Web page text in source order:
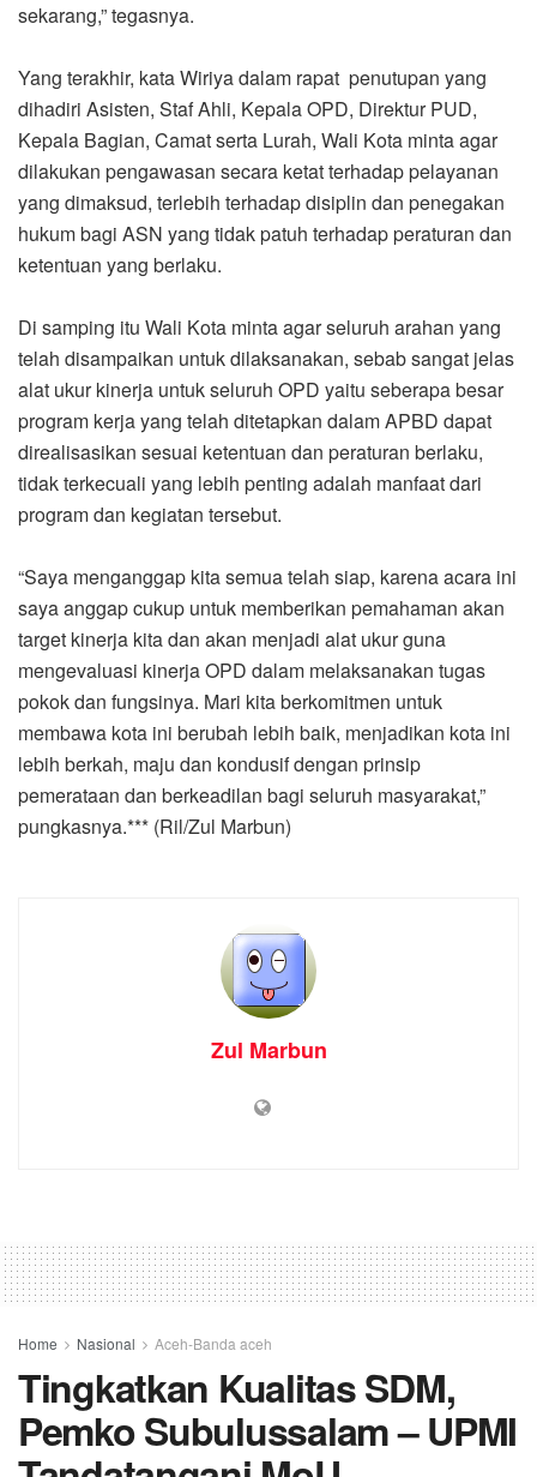
sekarang,” tegasnya.
Yang terakhir, kata Wiriya dalam rapat penutupan yang
dihadiri Asisten, Staf Ahli, Kepala OPD, Direktur PUD,
Kepala Bagian, Camat serta Lurah, Wali Kota minta agar
dilakukan pengawasan secara ketat terhadap pelayanan
yang dimaksud, terlebih terhadap disiplin dan penegakan
hukum bagi ASN yang tidak patuh terhadap peraturan dan
ketentuan yang berlaku.
Di samping itu Wali Kota minta agar seluruh arahan yang
telah disampaikan untuk dilaksanakan, sebab sangat jelas
alat ukur kinerja untuk seluruh OPD yaitu seberapa besar
program kerja yang telah ditetapkan dalam APBD dapat
direalisasikan sesuai ketentuan dan peraturan berlaku,
tidak terkecuali yang lebih penting adalah manfaat dari
program dan kegiatan tersebut.
“Saya menganggap kita semua telah siap, karena acara ini
saya anggap cukup untuk memberikan pemahaman akan
target kinerja kita dan akan menjadi alat ukur guna
mengevaluasi kinerja OPD dalam melaksanakan tugas
pokok dan fungsinya. Mari kita berkomitmen untuk
membawa kota ini berubah lebih baik, menjadikan kota ini
lebih berkah, maju dan kondusif dengan prinsip
pemerataan dan berkeadilan bagi seluruh masyarakat,”
pungkasnya.*** (Ril/Zul Marbun)
Zul Marbun
Home Nasional Aceh-Banda aceh
Tingkatkan Kualitas SDM,
Pemko Subulussalam – UPMI